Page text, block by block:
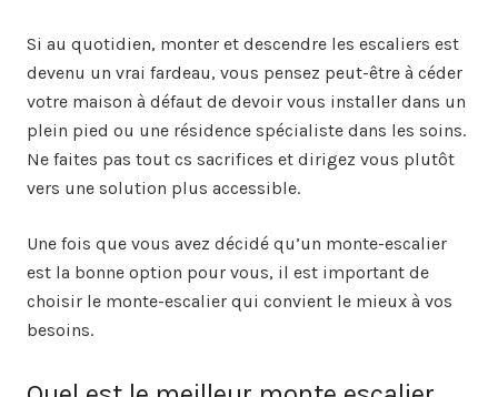
Si au quotidien, monter et descendre les escaliers est
devenu un vrai fardeau, vous pensez peut-être à céder
votre maison à défaut de devoir vous installer dans un
plein pied ou une résidence spécialiste dans les soins.
Ne faites pas tout cs sacrifices et dirigez vous plutôt
vers une solution plus accessible.
Une fois que vous avez décidé qu’un monte-escalier
est la bonne option pour vous, il est important de
choisir le monte-escalier qui convient le mieux à vos
besoins.